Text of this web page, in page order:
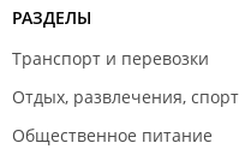
РАЗДЕЛЫ
Транспорт и перевозки
Отдых, развлечения, спорт
Общественное питание